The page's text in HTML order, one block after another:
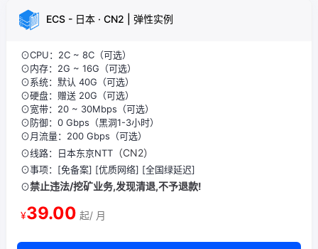
ECS - 日本 · CN2 | 弹性实例
⊙CPU：2C ~ 8C（可选）
⊙内存：2G ~ 16G（可选）
⊙系统：默认 40G（可选）
⊙硬盘：赠送 20G（可选）
⊙宽带：20 ~ 30Mbps（可选）
⊙防御：0 Gbps（黑洞1-3小时）
⊙月流量：200 Gbps（可选）
⊙线路：日本东京NTT （CN2）
⊙事项：[免备案] [优质网络] [全国绿延迟]
⊙禁止违法/挖矿业务,发现清退,不予退款!
¥39.00 起/ 月